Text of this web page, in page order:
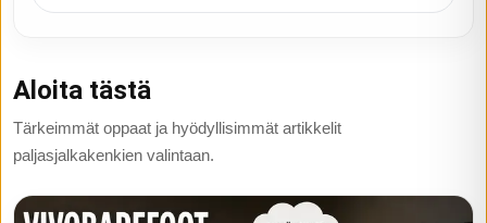
Aloita tästä
Tärkeimmät oppaat ja hyödyllisimmät artikkelit
paljasjalkakenkien valintaan.